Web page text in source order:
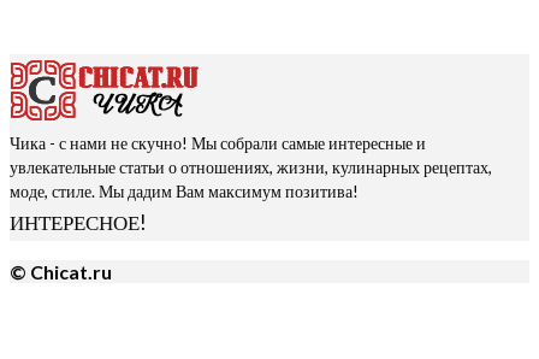
Чика - с нами не скучно! Мы собрали самые интересные и
увлекательные статьи о отношениях, жизни, кулинарных рецептах,
моде, стиле. Мы дадим Вам максимум позитива!
ИНТЕРЕСНОЕ!
© Chicat.ru